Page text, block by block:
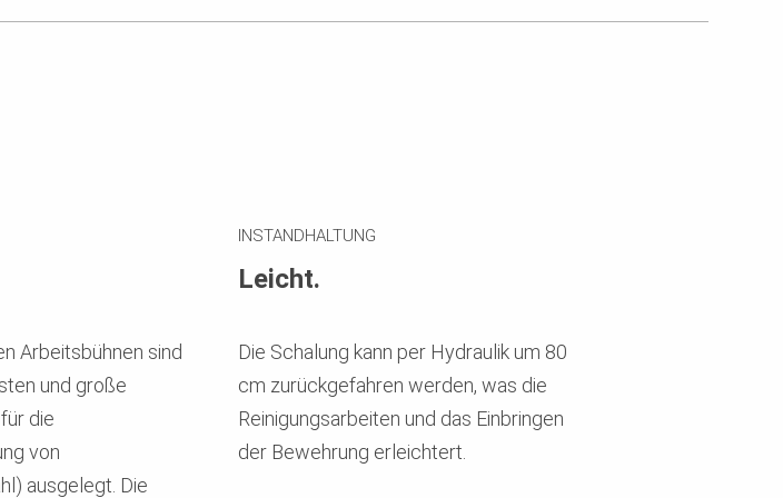
Arbeitsbühnen sind
und große
die
von
ausgelegt. Die
INSTANDHALTUNG
Leicht.
Die Schalung kann per Hydraulik um 80
cm zurückgefahren werden, was die
Reinigungsarbeiten und das Einbringen
der Bewehrung erleichtert.